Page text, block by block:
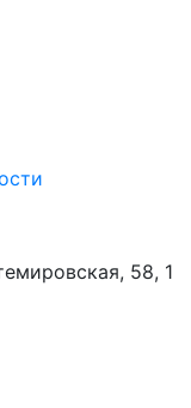
58, 1